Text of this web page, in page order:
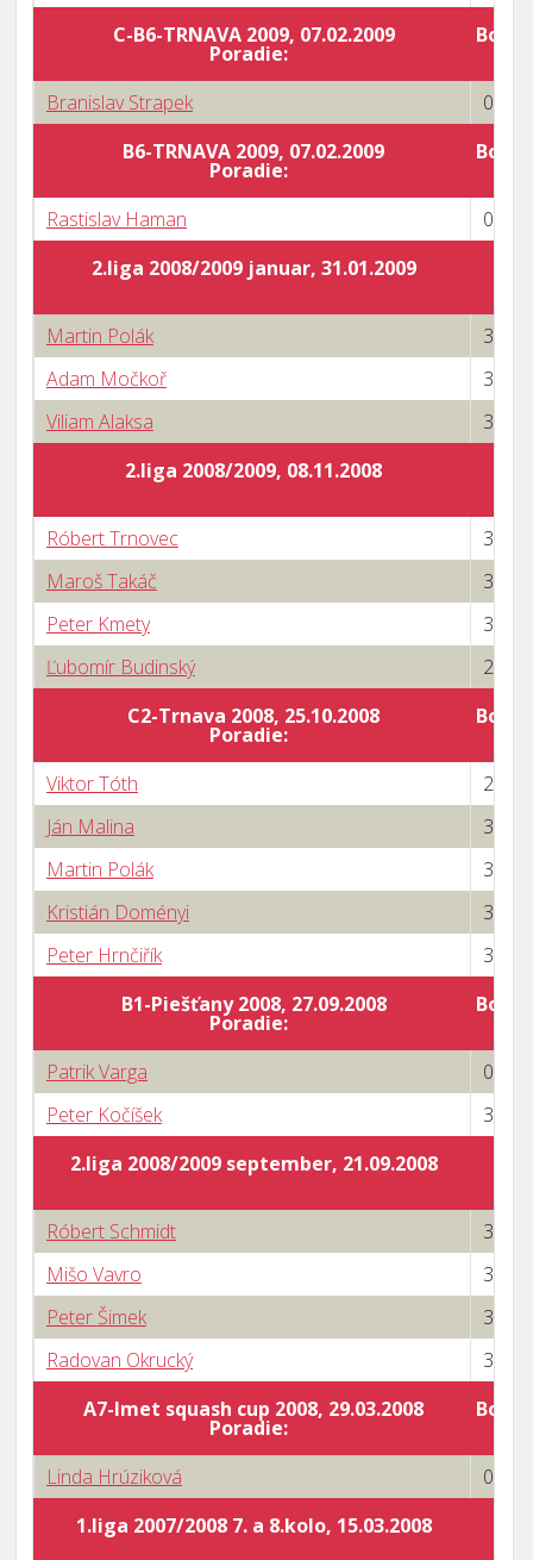
C-B6-TRNAVA 2009, 07.02.2009
Poradie:
Body
Branislav Strapek
0 : 3
B6-TRNAVA 2009, 07.02.2009
Poradie:
Body
Rastislav Haman
0 : 3
2.liga 2008/2009 januar, 31.01.2009
Martin Polák
3 : 0
Adam Močkoř
3 : 0
Viliam Alaksa
3 : 0
2.liga 2008/2009, 08.11.2008
Róbert Trnovec
3 : 0
Maroš Takáč
3 : 0
Peter Kmety
3 : 1
Ľubomír Budinský
2 : 3
C2-Trnava 2008, 25.10.2008
Poradie:
Body
Viktor Tóth
2 : 3
Ján Malina
3 : 1
Martin Polák
3 : 1
Kristián Doményi
3 : 0
Peter Hrnčiřík
3 : 0
B1-Piešťany 2008, 27.09.2008
Poradie:
Body
Patrik Varga
0 : 3
Peter Kočíšek
3 : 0
2.liga 2008/2009 september, 21.09.2008
Róbert Schmidt
3 : 0
Mišo Vavro
3 : 0
Peter Šimek
3 : 0
Radovan Okrucký
3 : 0
A7-Imet squash cup 2008, 29.03.2008
Poradie:
Body
Linda Hrúziková
0 : 3
1.liga 2007/2008 7. a 8.kolo, 15.03.2008